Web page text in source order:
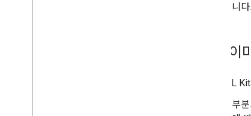
됩니
입력
ML
대부